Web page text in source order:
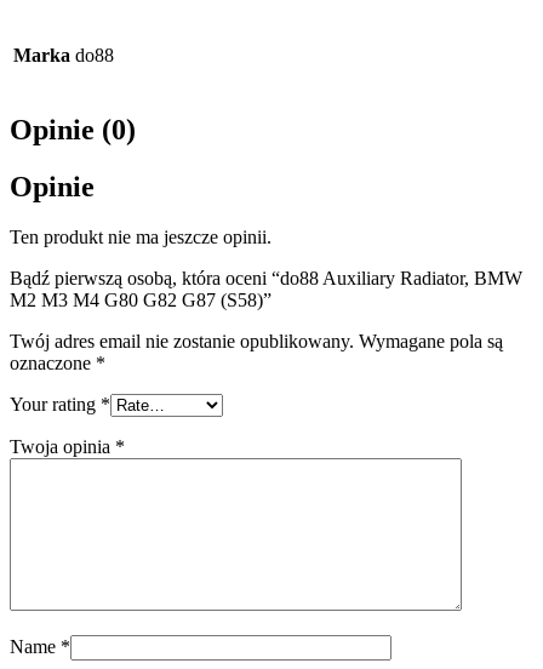
Marka do88
Opinie (0)
Opinie
Ten produkt nie ma jeszcze opinii.
Bądź pierwszą osobą, która oceni “do88 Auxiliary Radiator, BMW
M2 M3 M4 G80 G82 G87 (S58)”
Twój adres email nie zostanie opublikowany. Wymagane pola są
oznaczone *
Your rating *
Twoja opinia *
Name *